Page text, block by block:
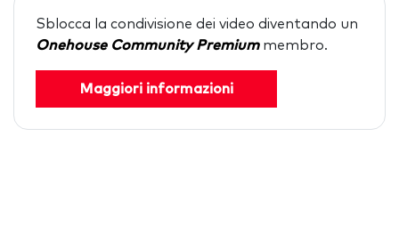
Sblocca la condivisione dei video diventando un
Onehouse Community Premium membro.
Maggiori informazioni